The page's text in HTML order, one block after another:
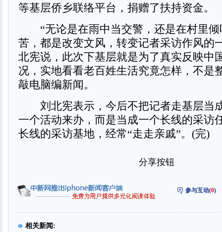
等基层侨乡联络平台，捐赠了扶持资金。
“无论是在雨中当交警，还是在村里倾
苦，都是改变文风，转变记者采访作风的
北宪说，此次下基层就是为了真实反映中
况，实地看看老百姓生活究竟怎样，不是
敲电脑编新闻。
刘北宪表示，今后不把记者走基层当
一个活动来办，而是当成一个长线的采访
长线的采访基地，经常“走走亲戚”。(完)
分享按钮
参与互动(0)
相关新闻: